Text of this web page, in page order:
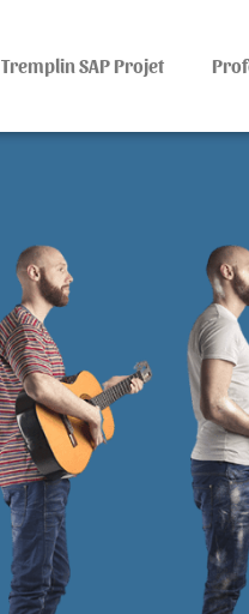
Tremplin SAP Projet